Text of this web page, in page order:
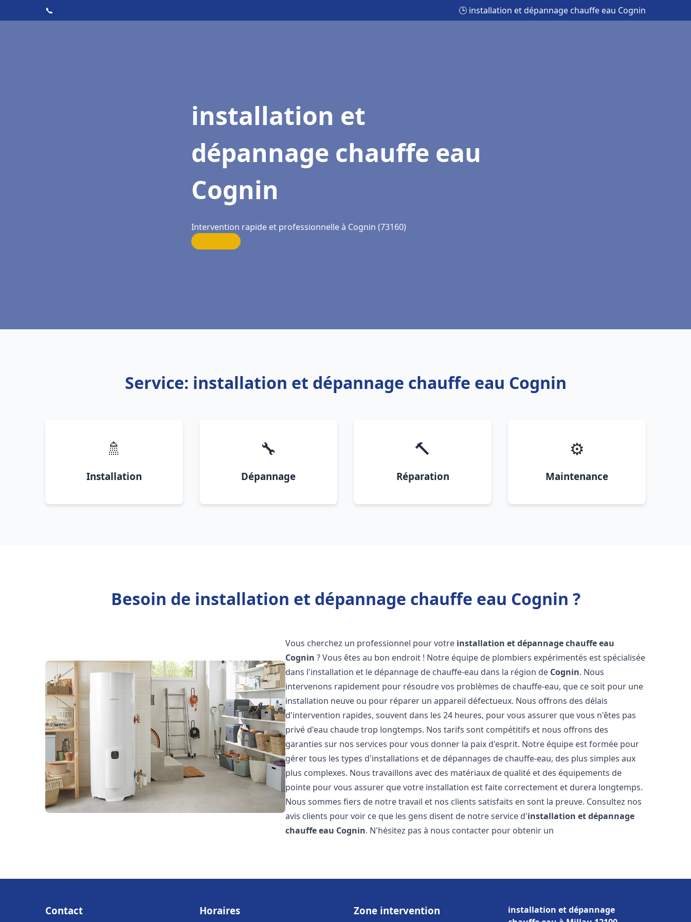
📞 🕒 installation et dépannage chauffe eau Cognin
installation et
dépannage chauffe eau
Cognin
Intervention rapide et professionnelle à Cognin (73160)
Service: installation et dépannage chauffe eau Cognin
🚿
Installation
🔧
Dépannage
🔨
Réparation
⚙️
Maintenance
Besoin de installation et dépannage chauffe eau Cognin ?
Vous cherchez un professionnel pour votre installation et dépannage chauffe eau
Cognin ? Vous êtes au bon endroit ! Notre équipe de plombiers expérimentés est spécialisée
dans l'installation et le dépannage de chauffe-eau dans la région de Cognin. Nous
intervenons rapidement pour résoudre vos problèmes de chauffe-eau, que ce soit pour une
installation neuve ou pour réparer un appareil défectueux. Nous offrons des délais
d'intervention rapides, souvent dans les 24 heures, pour vous assurer que vous n'êtes pas
privé d'eau chaude trop longtemps. Nos tarifs sont compétitifs et nous offrons des
garanties sur nos services pour vous donner la paix d'esprit. Notre équipe est formée pour
gérer tous les types d'installations et de dépannages de chauffe-eau, des plus simples aux
plus complexes. Nous travaillons avec des matériaux de qualité et des équipements de
pointe pour vous assurer que votre installation est faite correctement et durera longtemps.
Nous sommes fiers de notre travail et nos clients satisfaits en sont la preuve. Consultez nos
avis clients pour voir ce que les gens disent de notre service d'installation et dépannage
chauffe eau Cognin. N'hésitez pas à nous contacter pour obtenir un
Contact Horaires Zone intervention
installation et dépannage